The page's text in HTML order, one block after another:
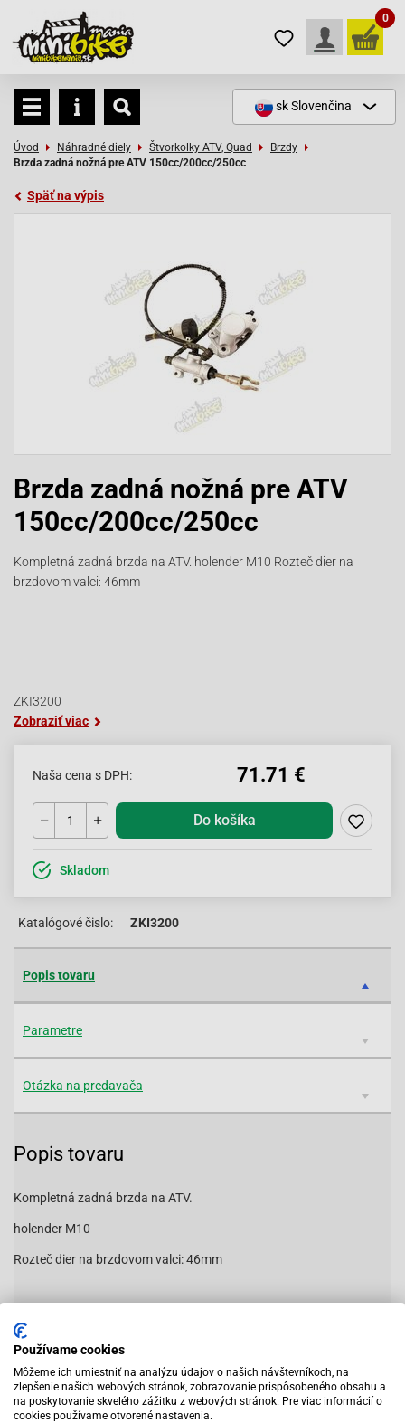
0
skSlovenčina
Úvod Náhradné diely Štvorkolky ATV, Quad
Brzdy
Brzda zadná nožná pre ATV 150cc/200cc/250cc
Späť na výpis
Brzda zadná nožná pre ATV
150cc/200cc/250cc
Kompletná zadná brzda na ATV. holender M10 Rozteč dier na
brzdovom valci: 46mm
ZKI3200
Zobraziť viac
Naša cena s DPH: 71.71 €
Do košíka
Skladom
Katalógové čislo: ZKI3200
Popis tovaru
Parametre
Otázka na predavača
Popis tovaru
Kompletná zadná brzda na ATV.
holender M10
Rozteč dier na brzdovom valci: 46mm
ZKI3200
Používame cookies
Môžeme ich umiestniť na analýzu údajov o našich návštevníkoch, na
zlepšenie našich webových stránok, zobrazovanie prispôsobeného obsahu a
na poskytovanie skvelého zážitku z webových stránok. Pre viac informácií o
cookies používame otvorené nastavenia.